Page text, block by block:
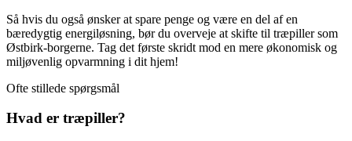
Så hvis du også ønsker at spare penge og være en del af en
bæredygtig energiløsning, bør du overveje at skifte til træpiller som
Østbirk-borgerne. Tag det første skridt mod en mere økonomisk og
miljøvenlig opvarmning i dit hjem!
Ofte stillede spørgsmål
Hvad er træpiller?